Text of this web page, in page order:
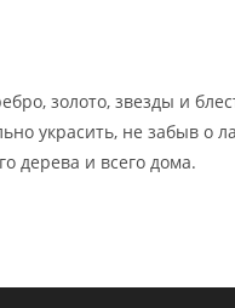
золото, звезды и
украсить, не забыв о
дерева и всего дома.